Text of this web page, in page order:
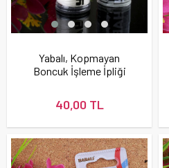
Yabalı, Kopmayan
Boncuk İşleme İpliği
40,00 TL